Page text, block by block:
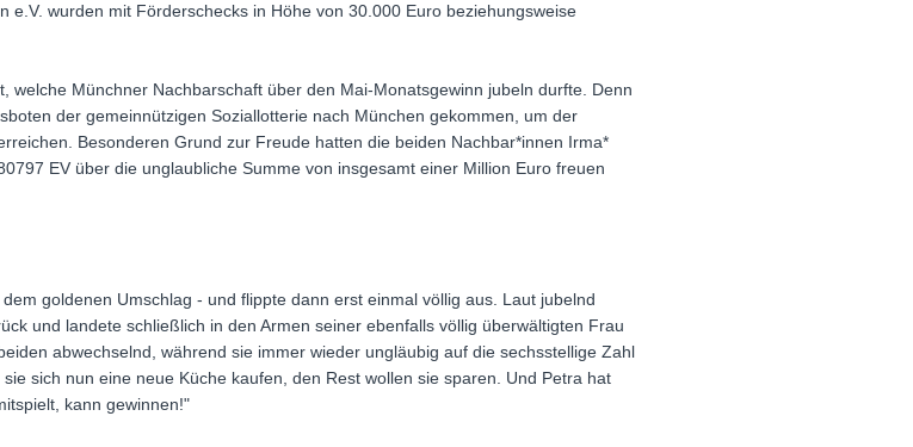
e.V. wurden mit Förderschecks in Höhe von 30.000 Euro beziehungsweise
welche Münchner Nachbarschaft über den Mai-Monatsgewinn jubeln durfte. Denn
der gemeinnützigen Soziallotterie nach München gekommen, um der
Besonderen Grund zur Freude hatten die beiden Nachbar*innen Irma*
EV über die unglaubliche Summe von insgesamt einer Million Euro freuen
goldenen Umschlag - und flippte dann erst einmal völlig aus. Laut jubelnd
und landete schließlich in den Armen seiner ebenfalls völlig überwältigten Frau
abwechselnd, während sie immer wieder ungläubig auf die sechsstellige Zahl
sich nun eine neue Küche kaufen, den Rest wollen sie sparen. Und Petra hat
kann gewinnen!"